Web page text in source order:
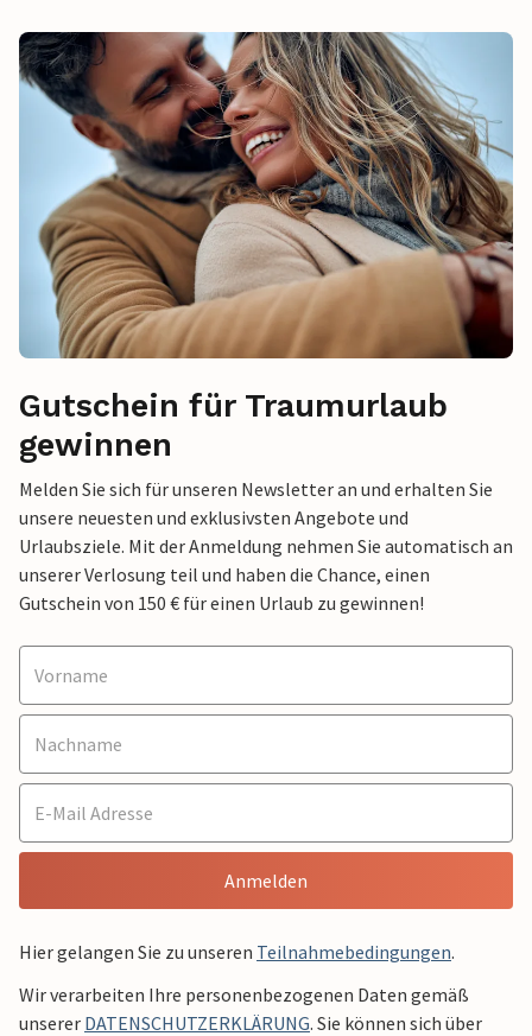
Gutschein für Traumurlaub
gewinnen
Melden Sie sich für unseren Newsletter an und erhalten Sie
unsere neuesten und exklusivsten Angebote und
Urlaubsziele. Mit der Anmeldung nehmen Sie automatisch an
unserer Verlosung teil und haben die Chance, einen
Gutschein von 150 € für einen Urlaub zu gewinnen!
Anmelden
Hier gelangen Sie zu unseren Teilnahmebedingungen.
Wir verarbeiten Ihre personenbezogenen Daten gemäß
unserer DATENSCHUTZERKLÄRUNG. Sie können sich über